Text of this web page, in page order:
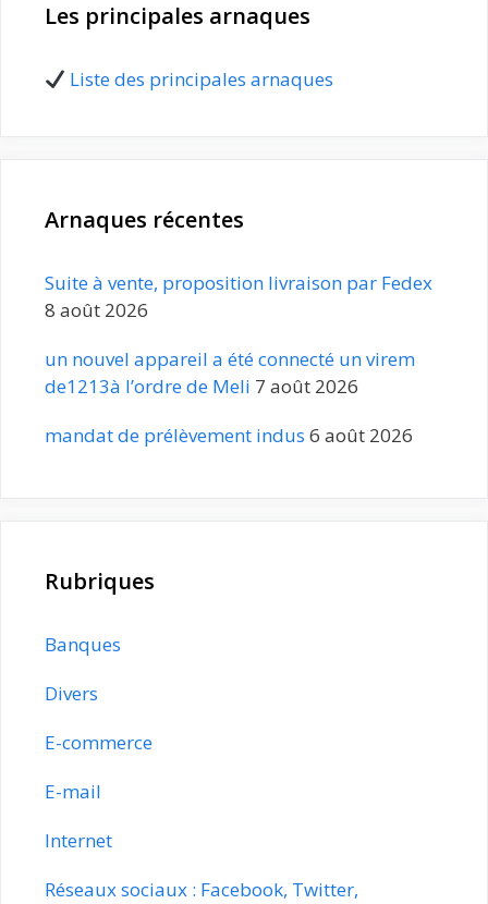
Les principales arnaques
Liste des principales arnaques
Arnaques récentes
Suite à vente, proposition livraison par Fedex
8 août 2026
un nouvel appareil a été connecté un virem
de1213à l’ordre de Meli 7 août 2026
mandat de prélèvement indus 6 août 2026
Rubriques
Banques
Divers
E-commerce
E-mail
Internet
Réseaux sociaux : Facebook, Twitter,